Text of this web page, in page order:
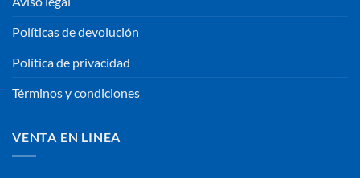
Políticas de devolución
Política de privacidad
Términos y condiciones
VENTA EN LINEA